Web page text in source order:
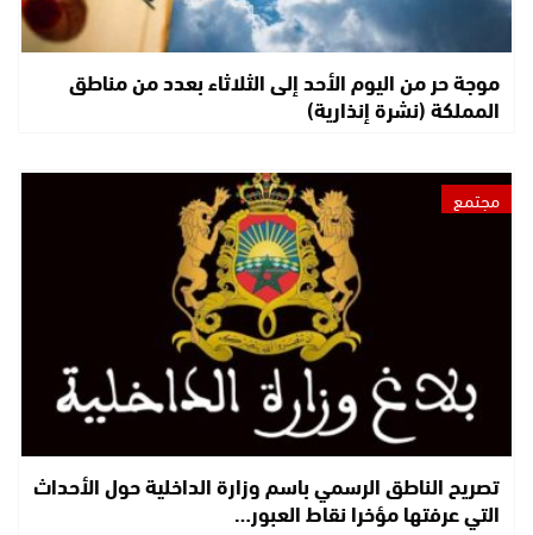
موجة حر من اليوم الأحد إلى الثلاثاء بعدد من مناطق
المملكة (نشرة إنذارية)
مجتمع
تصريح الناطق الرسمي باسم وزارة الداخلية حول الأحداث
التي عرفتها مؤخرا نقاط العبور…